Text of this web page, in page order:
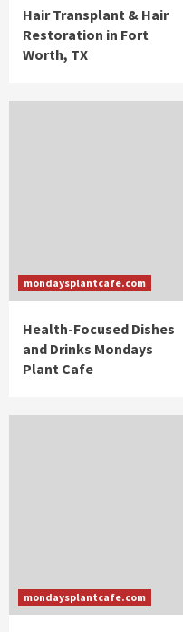
Hair Transplant & Hair
Restoration in Fort
Worth, TX
mondaysplantcafe.com
Health-Focused Dishes
and Drinks Mondays
Plant Cafe
mondaysplantcafe.com